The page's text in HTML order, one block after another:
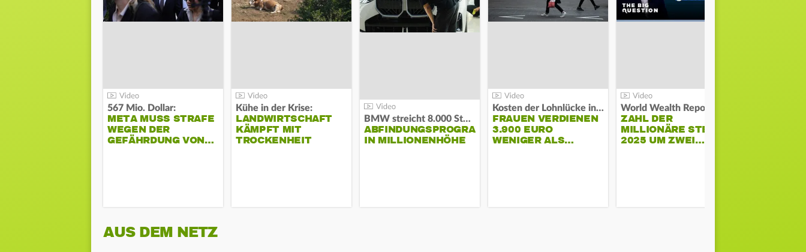
567 Mio. Dollar:
META MUSS STRAFE
WEGEN DER
GEFÄHRDUNG VON…
Kühe in der Krise:
LANDWIRTSCHAFT
KÄMPFT MIT
TROCKENHEIT
BMW streicht 8.000 Stellen:
ABFINDUNGSPROGRAMM
IN MILLIONENHÖHE
Kosten der Lohnlücke in der EU:
FRAUEN VERDIENEN
3.900 EURO
WENIGER ALS…
World Wealth Report:
ZAHL DER
MILLIONÄRE STEIGT
2025 UM ZWEI…
AUS DEM NETZ